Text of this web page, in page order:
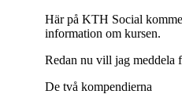
Här på KTH Social
information om kursen.
Redan nu vill jag meddela
De två kompendierna